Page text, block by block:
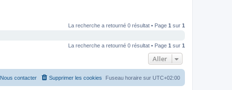
La recherche a retourné 0 résultat • Page 1 sur 1
La recherche a retourné 0 résultat • Page 1 sur 1
Aller
Fuseau horaire sur UTC+02:00
Supprimer les cookies
Nous contacter